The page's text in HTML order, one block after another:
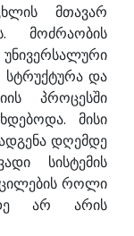
მთავარ
მოძრაობის
სტრუქტურა და
პროცესში
მისი
დღემდე
სისტემის
როლი
არ არის